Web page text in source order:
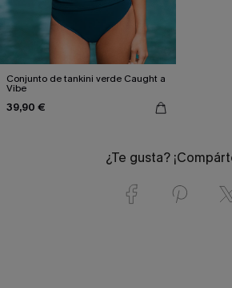
Conjunto de tankini verde Caught a
Vibe
39,90 €
¿Te gusta?